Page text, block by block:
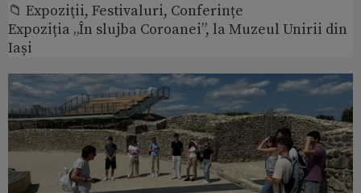
📁 Expoziţii, Festivaluri, Conferințe
Expoziția „În slujba Coroanei”, la Muzeul Unirii din
Iași